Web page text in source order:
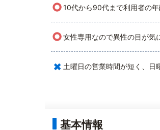
○10代から90代まで利用者の
○女性専用なので異性の目が気
× 土曜日の営業時間が短く、日
基本情報